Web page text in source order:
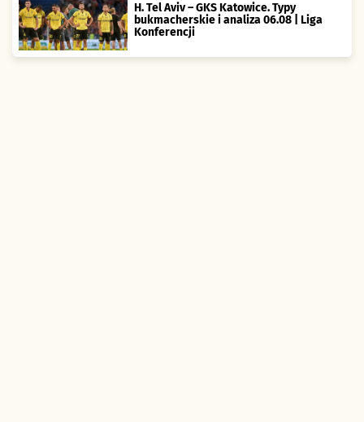
H. Tel Aviv – GKS Katowice. Typy
bukmacherskie i analiza 06.08 | Liga
Konferencji